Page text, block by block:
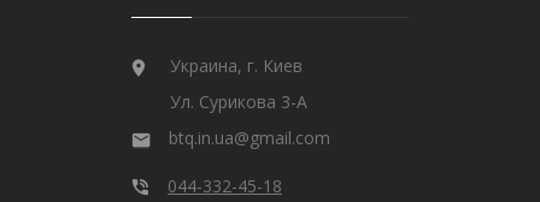
Украина, г. Киев
Ул. Сурикова 3-А
btq.in.ua@gmail.com
044-332-45-18